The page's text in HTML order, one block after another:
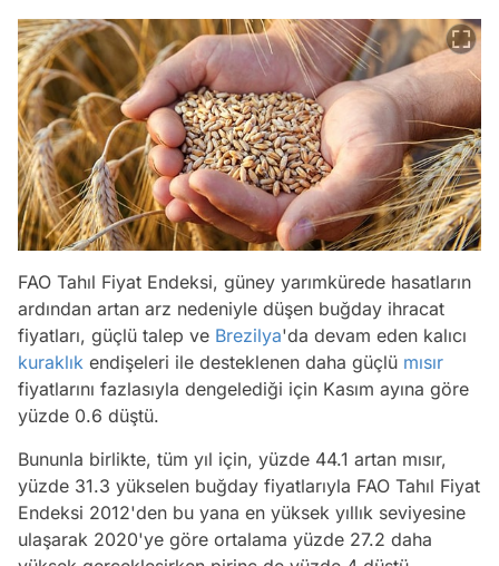
FAO Tahıl Fiyat Endeksi, güney yarımkürede hasatların
ardından artan arz nedeniyle düşen buğday ihracat
fiyatları, güçlü talep ve Brezilya'da devam eden kalıcı
kuraklık endişeleri ile desteklenen daha güçlü mısır
fiyatlarını fazlasıyla dengelediği için Kasım ayına göre
yüzde 0.6 düştü.
Bununla birlikte, tüm yıl için, yüzde 44.1 artan mısır,
yüzde 31.3 yükselen buğday fiyatlarıyla FAO Tahıl Fiyat
Endeksi 2012'den bu yana en yüksek yıllık seviyesine
ulaşarak 2020'ye göre ortalama yüzde 27.2 daha